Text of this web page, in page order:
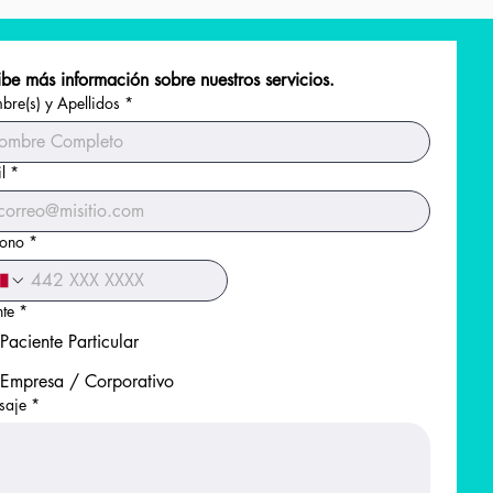
más información sobre nuestros servicios.
y Apellidos *
*
*
*
Paciente Particular
Empresa / Corporativo
*